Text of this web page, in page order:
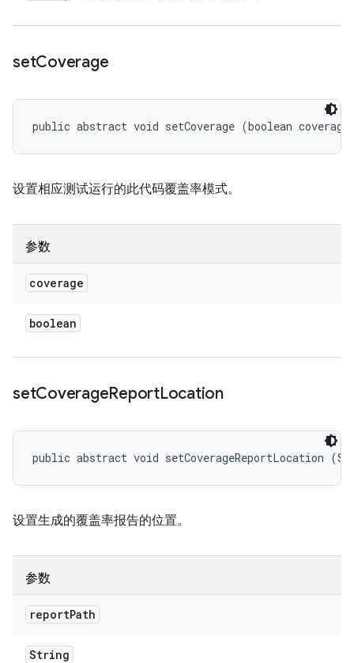
setCoverage
public abstract void setCoverage (boolean
设置相应测试运行的此代码覆盖率模式。
参数
coverage
boolean
setCoverageReportLocation
public abstract void setCoverageReportLocation
设置生成的覆盖率报告的位置。
参数
reportPath
String